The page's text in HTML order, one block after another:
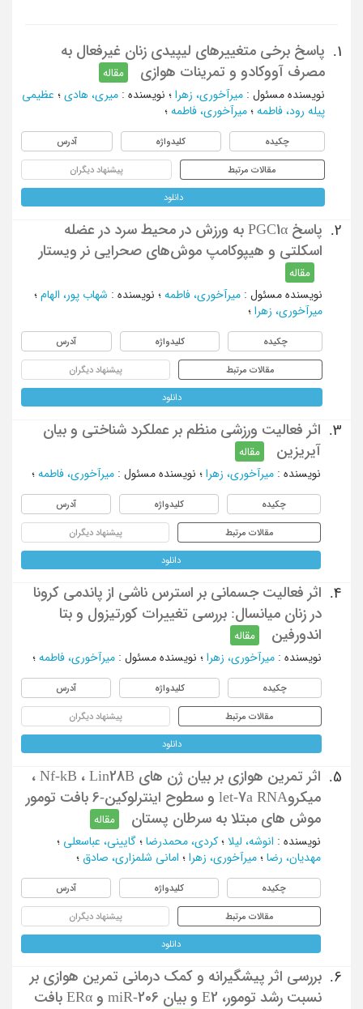
1.
پاسخ برخی متغییرهای لیپیدی زنان غیرفعال به
مصرف آووکادو و تمرینات هوازی
مقاله
نویسنده مسئول : میرآخوری، زهرا ؛ نویسنده : میری، هادی ؛ عظیمی
پیله رود، فاطمه ؛ میرآخوری، فاطمه ؛
چکیده کلیدواژه آدرس
مقالات مرتبط پیشنهاد دیگران
دانلود
2.
پاسخ PGC1α به ورزش در محیط سرد در عضله
اسکلتی و هیپوکامپ موش‌های صحرایی نر ویستار
مقاله
نویسنده مسئول : میرآخوری، فاطمه ؛ نویسنده : شهاب پور، الهام ؛
میرآخوری، زهرا ؛
چکیده کلیدواژه آدرس
مقالات مرتبط پیشنهاد دیگران
دانلود
3.
اثر فعالیت ورزشی منظم بر عملکرد شناختی و بیان
آیریزین
مقاله
نویسنده : میرآخوری، زهرا ؛ نویسنده مسئول : میرآخوری، فاطمه ؛
چکیده کلیدواژه آدرس
مقالات مرتبط پیشنهاد دیگران
دانلود
4.
اثر فعالیت جسمانی بر استرس ناشی از پاندمی کرونا
در زنان میانسال: بررسی تغییرات کورتیزول و بتا
اندورفین
مقاله
نویسنده : میرآخوری، زهرا ؛ نویسنده مسئول : میرآخوری، فاطمه ؛
چکیده کلیدواژه آدرس
مقالات مرتبط پیشنهاد دیگران
دانلود
5.
اثر تمرین هوازی بر بیان ژن های Nf-kB ، Lin28B ،
میکروlet-7a RNA و سطوح اینترلوکین-6 بافت تومور
موش های مبتلا به سرطان پستان
مقاله
نویسنده : انوشه، لیلا ؛ کردی، محمدرضا ؛ گایینی، عباسعلی ؛
مهدیان، رضا ؛ میرآخوری، زهرا ؛ امانی شلمزاری، صادق ؛
چکیده کلیدواژه آدرس
مقالات مرتبط پیشنهاد دیگران
دانلود
6.
بررسی اثر پیشگیرانه و کمک درمانی تمرین هوازی بر
نسبت رشد تومور، E2 و بیان miR-206 و ERα بافت